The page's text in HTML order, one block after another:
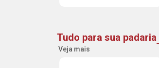
Tudo para sua padaria
Veja mais